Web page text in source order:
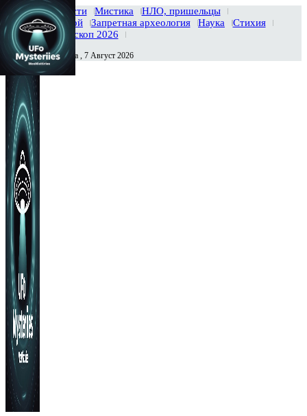
Главная Новости Мистика
НЛО, пришельцы
Тайны вселенной
Запретная археология Наука
Стихия
История
Гороскоп 2026
Сегодня Пятница , 7 Август 2026